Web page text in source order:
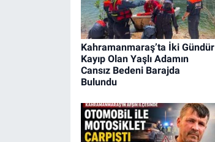
Kahramanmaraş’ta İki Gündür
Kayıp Olan Yaşlı Adamın
Cansız Bedeni Barajda
Bulundu